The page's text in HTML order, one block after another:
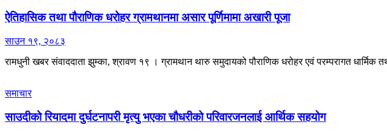
ऐतिहासिक तथा पौराणिक धरोहर ग्रामथानमा असार पूर्णिमामा अखारी पूजा
साउन १९, २०८३
रामधुनी खबर संवाददाता झुम्का, श्रावण १९ । ग्रामथान थारु समुदायको पौराणिक धरोहर एवं परम्परागत
समाचार
साउदीको रियादमा दुर्घटनापरी मृत्यु भएका चौधरीको परिवारजनलाई आर्थिक सहयोग